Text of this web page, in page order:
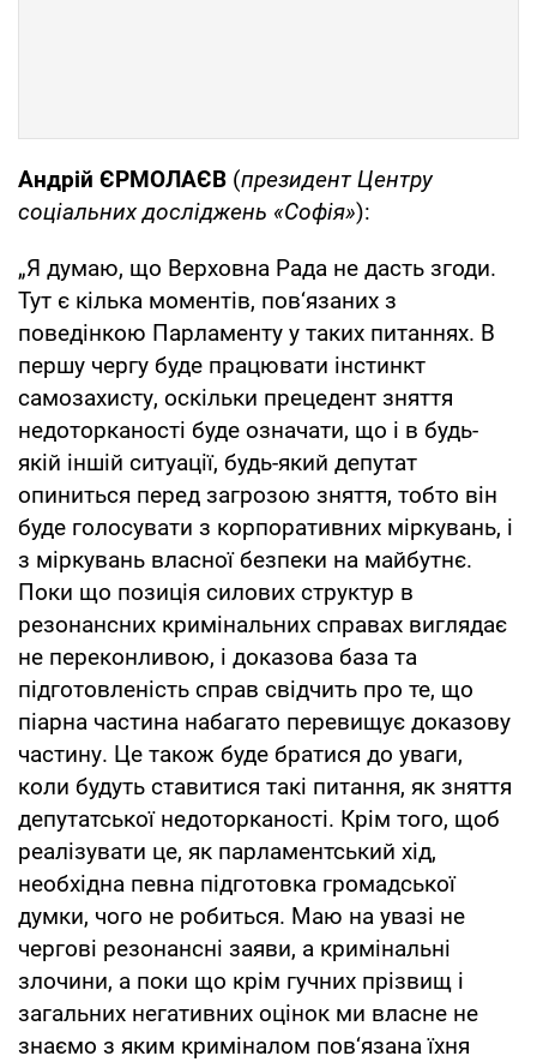
Андрій ЄРМОЛАЄВ (президент Центру
соціальних досліджень «Софія»):
„Я думаю, що Верховна Рада не дасть згоди.
Тут є кілька моментів, пов‘язаних з
поведінкою Парламенту у таких питаннях. В
першу чергу буде працювати інстинкт
самозахисту, оскільки прецедент зняття
недоторканості буде означати, що і в будь-
якій іншій ситуації, будь-який депутат
опиниться перед загрозою зняття, тобто він
буде голосувати з корпоративних міркувань, і
з міркувань власної безпеки на майбутнє.
Поки що позиція силових структур в
резонансних кримінальних справах виглядає
не переконливою, і доказова база та
підготовленість справ свідчить про те, що
піарна частина набагато перевищує доказову
частину. Це також буде братися до уваги,
коли будуть ставитися такі питання, як зняття
депутатської недоторканості. Крім того, щоб
реалізувати це, як парламентський хід,
необхідна певна підготовка громадської
думки, чого не робиться. Маю на увазі не
чергові резонансні заяви, а кримінальні
злочини, а поки що крім гучних прізвищ і
загальних негативних оцінок ми власне не
знаємо з яким криміналом пов‘язана їхня